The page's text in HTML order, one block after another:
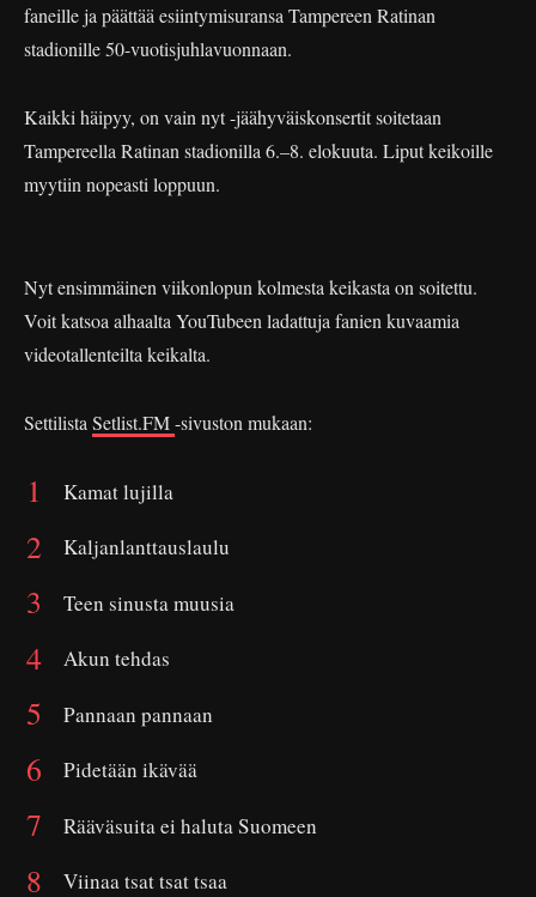
faneille ja päättää esiintymisuransa Tampereen Ratinan
stadionille 50-vuotisjuhlavuonnaan.
Kaikki häipyy, on vain nyt -jäähyväiskonsertit soitetaan
Tampereella Ratinan stadionilla 6.–8. elokuuta. Liput keikoille
myytiin nopeasti loppuun.
Nyt ensimmäinen viikonlopun kolmesta keikasta on soitettu.
Voit katsoa alhaalta YouTubeen ladattuja fanien kuvaamia
videotallenteilta keikalta.
Settilista Setlist.FM-sivuston mukaan:
Kamat lujilla
Kaljanlanttauslaulu
Teen sinusta muusia
Akun tehdas
Pannaan pannaan
Pidetään ikävää
Rääväsuita ei haluta Suomeen
Viinaa tsat tsat tsaa